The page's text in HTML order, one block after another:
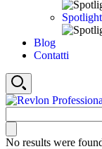
Blog
Contatti
No results were